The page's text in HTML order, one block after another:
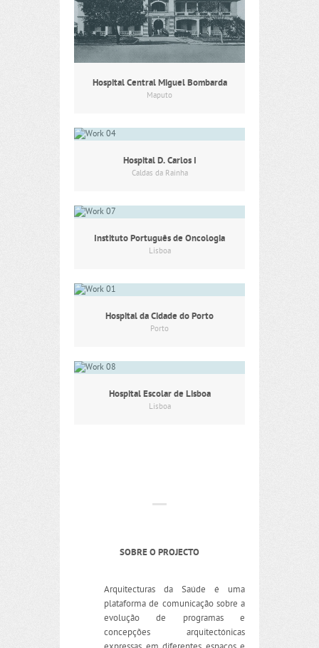
Hospital Central Miguel Bombarda
Maputo
Hospital D. Carlos I
Caldas da Rainha
Instituto Português de Oncologia
Lisboa
Hospital da Cidade do Porto
Porto
Hospital Escolar de Lisboa
Lisboa
SOBRE O PROJECTO
Arquitecturas da Saúde é uma
plataforma de comunicação sobre a
evolução de programas e
concepções arquitectónicas